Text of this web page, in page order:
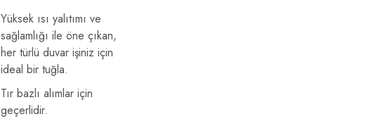
Yüksek ısı yalıtımı ve
sağlamlığı ile öne çıkan,
her türlü duvar işiniz için
ideal bir tuğla.
Tır bazlı alımlar için
geçerlidir.